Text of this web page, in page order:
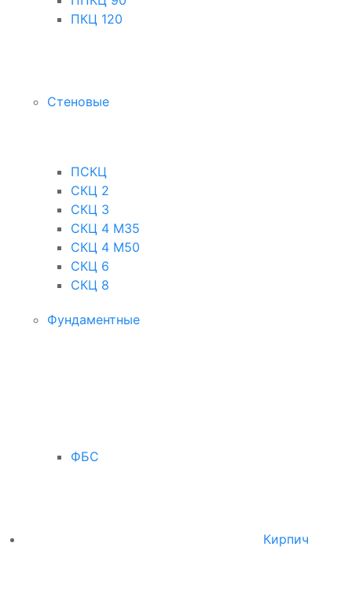
ПКЦ 120
Стеновые
ПСКЦ
СКЦ 2
СКЦ 3
СКЦ 4 М35
СКЦ 4 М50
СКЦ 6
СКЦ 8
Фундаментные
ФБС
Кирпич